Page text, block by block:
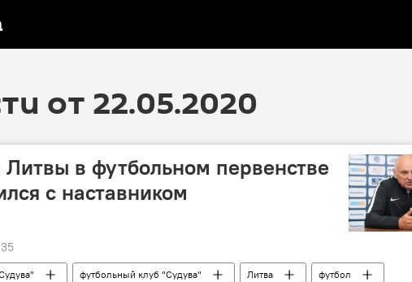
от 22.05.2020
в футбольном первенстве
с наставником
футбольный клуб "Судува" Литва
футбол